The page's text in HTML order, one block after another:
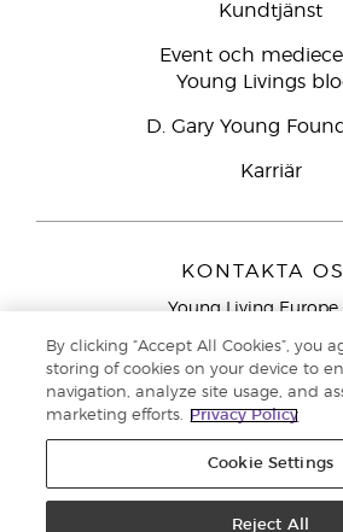
Kundtjänst
Event och
Young Livings
D. Gary Young
Karriär
KONTAKTA
Young Living Europe
9727 AJ
Nederländerna
Kundtjänst – Avgiftsfritt
mobiltelefon):020
Sekretess
By clicking “Accept All Cookies”, you
storing of cookies on your device to
navigation, analyze site usage, and
marketing efforts.
Privacy Policy
Cookie Settings
Reject All